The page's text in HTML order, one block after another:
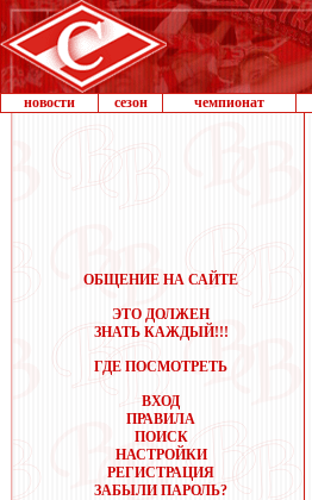
новости сезон чемпионат
ОБЩЕНИЕ НА САЙТЕ
ЭТО ДОЛЖЕН
ЗНАТЬ КАЖДЫЙ!!!
ГДЕ ПОСМОТРЕТЬ
ВХОД
ПРАВИЛА
ПОИСК
НАСТРОЙКИ
РЕГИСТРАЦИЯ
ЗАБЫЛИ ПАРОЛЬ?